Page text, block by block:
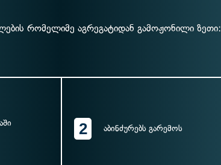
რომელიმე აგრეგატიდან გამოჟონილი ზეთი:
2 აბინძურებს გარემოს